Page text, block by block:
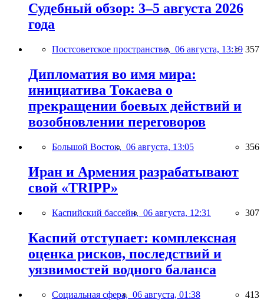
Судебный обзор: 3–5 августа 2026
года
Постсоветское пространство, 06 августа, 13:19 357
Дипломатия во имя мира:
инициатива Токаева о
прекращении боевых действий и
возобновлении переговоров
Большой Восток, 06 августа, 13:05 356
Иран и Армения разрабатывают
свой «TRIPP»
Каспийский бассейн, 06 августа, 12:31 307
Каспий отступает: комплексная
оценка рисков, последствий и
уязвимостей водного баланса
Социальная сфера, 06 августа, 01:38 413